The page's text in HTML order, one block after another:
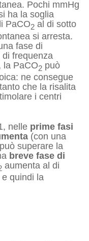
Pochi mmHg
ha la soglia
PaCO2 al di sotto
si arresta.
fase di
frequenza
la PaCO2 può
ne consegue
che la risalita
i centri
nelle prime fasi
(con una
superare la
breve fase di
aumenta al di
quindi la